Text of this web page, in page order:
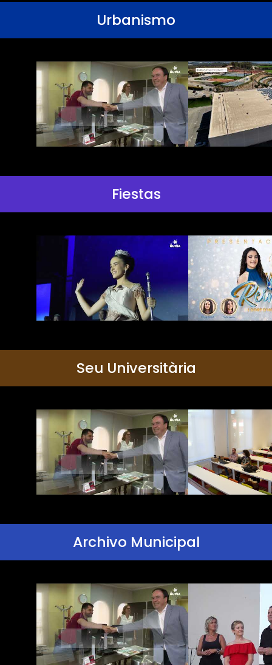
Urbanismo
Fiestas
Seu Universitària
Archivo Municipal